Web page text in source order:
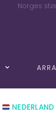
Norges
NEDERLAND